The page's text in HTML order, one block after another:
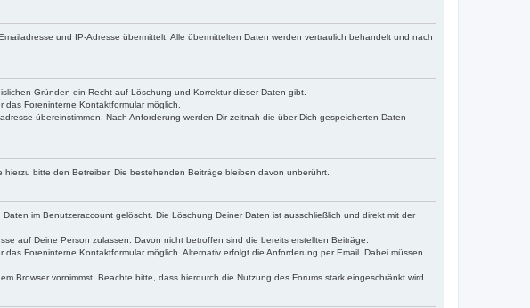
und IP-Adresse übermittelt. Alle übermittelten Daten werden vertraulich behandelt und nach
Gründen ein Recht auf Löschung und Korrektur dieser Daten gibt.
Foreninterne Kontaktformular möglich.
übereinstimmen. Nach Anforderung werden Dir zeitnah die über Dich gespeicherten Daten
bitte den Betreiber. Die bestehenden Beiträge bleiben davon unberührt.
im Benutzeraccount gelöscht. Die Löschung Deiner Daten ist ausschließlich und direkt mit der
auf Deine Person zulassen. Davon nicht betroffen sind die bereits erstellten Beiträge.
Foreninterne Kontaktformular möglich. Alternativ erfolgt die Anforderung per Email. Dabei müssen
Browser vornimmst. Beachte bitte, dass hierdurch die Nutzung des Forums stark eingeschränkt wird.